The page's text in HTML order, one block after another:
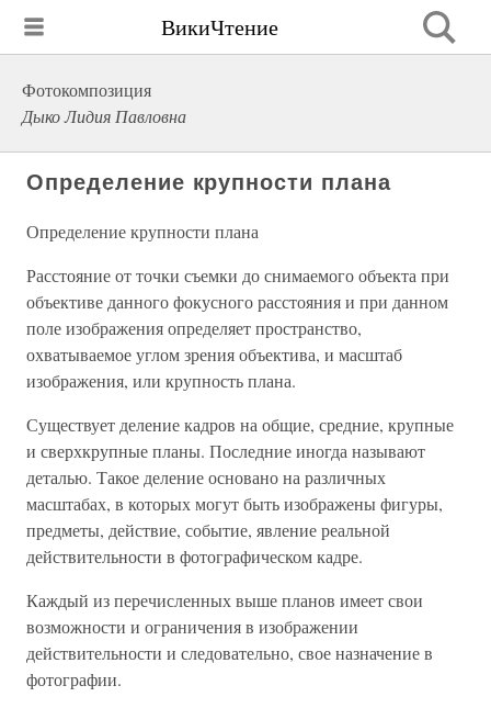
ВикиЧтение
Фотокомпозиция
Дыко Лидия Павловна
Определение крупности плана
Определение крупности плана
Расстояние от точки съемки до снимаемого объекта при
объективе данного фокусного расстояния и при данном
поле изображения определяет пространство,
охватываемое углом зрения объектива, и масштаб
изображения, или крупность плана.
Существует деление кадров на общие, средние, крупные
и сверхкрупные планы. Последние иногда называют
деталью. Такое деление основано на различных
масштабах, в которых могут быть изображены фигуры,
предметы, действие, событие, явление реальной
действительности в фотографическом кадре.
Каждый из перечисленных выше планов имеет свои
возможности и ограничения в изображении
действительности и следовательно, свое назначение в
фотографии.